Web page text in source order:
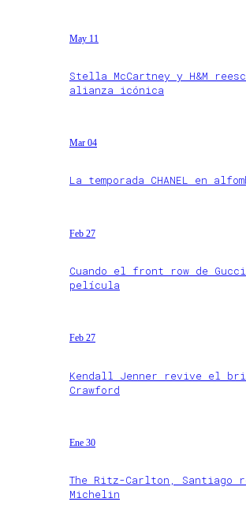
May 11
Stella McCartney y H&M
alianza icónica
Mar 04
La temporada CHANEL en
Feb 27
Cuando el front row de
película
Feb 27
Kendall Jenner revive el
Crawford
Ene 30
The Ritz-Carlton, Santiago
Michelin